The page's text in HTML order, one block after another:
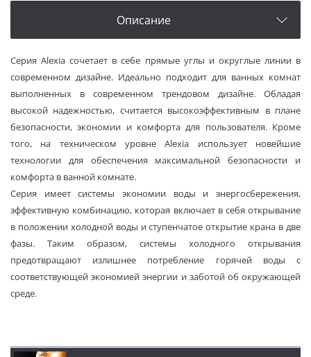
Описание
Серия Alexia сочетает в себе прямые углы и округлые линии в
современном дизайне. Идеально подходит для ванных комнат
выполненных в современном трендовом дизайне. Обладая
высокой надежностью, считается высокоэффективным в плане
безопасности, экономии и комфорта для пользователя. Кроме
того, на техническом уровне Alexia использует новейшие
технологии для обеспечения максимальной безопасности и
комфорта в ванной комнате.
Серия имеет системы экономии воды и энергосбережения,
эффективную комбинацию, которая включает в себя открывание
в положении холодной воды и ступенчатое открытие крана в две
фазы. Таким образом, системы холодного открывания
предотвращают излишнее потребление горячей воды с
соответствующей экономией энергии и заботой об окружающей
среде.